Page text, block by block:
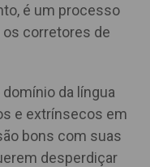
é um processo
os corretores de
da língua
e extrínsecos em
bons com suas
desperdiçar